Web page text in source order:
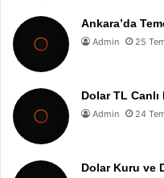
Ankara’da
Admin 25
Dolar TL Canlı
Admin 24
Dolar Kuru ve